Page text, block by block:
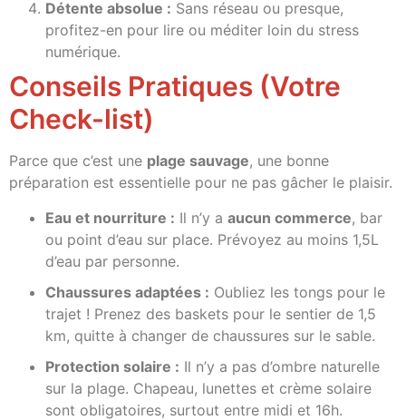
Détente absolue : Sans réseau ou presque,
profitez-en pour lire ou méditer loin du stress
numérique.
Conseils Pratiques (Votre
Check-list)
Parce que c’est une plage sauvage, une bonne
préparation est essentielle pour ne pas gâcher le plaisir.
Eau et nourriture : Il n’y a aucun commerce, bar
ou point d’eau sur place. Prévoyez au moins 1,5L
d’eau par personne.
Chaussures adaptées : Oubliez les tongs pour le
trajet ! Prenez des baskets pour le sentier de 1,5
km, quitte à changer de chaussures sur le sable.
Protection solaire : Il n’y a pas d’ombre naturelle
sur la plage. Chapeau, lunettes et crème solaire
sont obligatoires, surtout entre midi et 16h.